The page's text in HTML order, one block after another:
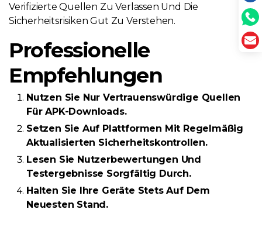
Verifizierte Quellen Zu Verlassen Und Die
Sicherheitsrisiken Gut Zu Verstehen.
Professionelle
Empfehlungen
Nutzen Sie Nur Vertrauenswürdige Quellen
Für APK-Downloads.
Setzen Sie Auf Plattformen Mit Regelmäßig
Aktualisierten Sicherheitskontrollen.
Lesen Sie Nutzerbewertungen Und
Testergebnisse Sorgfältig Durch.
Halten Sie Ihre Geräte Stets Auf Dem
Neuesten Stand.